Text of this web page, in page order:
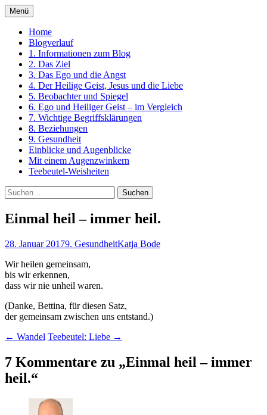
Zum
Inhalt
springen
Ein Kurs in Wundern
Menü
Home
Blogverlauf
1. Informationen zum Blog
2. Das Ziel
3. Das Ego und die Angst
4. Der Heilige Geist, Jesus und die Liebe
5. Beobachter und Spiegel
6. Ego und Heiliger Geist – im Vergleich
7. Wichtige Begriffsklärungen
8. Beziehungen
9. Gesundheit
Einblicke und Augenblicke
Mit einem Augenzwinkern
Teebeutel-Weisheiten
Suchen
nach:
Einmal heil – immer heil.
28. Januar 20179. GesundheitKatja Bode
Wir heilen gemeinsam,
bis wir erkennen,
dass wir nie unheil waren.
(Danke, Bettina, für diesen Satz,
der gemeinsam zwischen uns entstand.)
Beitragsnavigation
← Wandel Teebeutel: Liebe →
7 Kommentare zu „Einmal heil – immer
heil.“